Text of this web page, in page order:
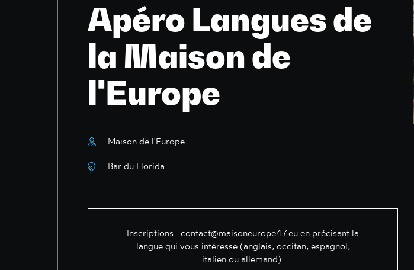
Apéro Langues de
la Maison de
l'Europe
Maison de l'Europe
Bar du Florida
Inscriptions : contact@maisoneurope47.eu en précisant la
langue qui vous intéresse (anglais, occitan, espagnol,
italien ou allemand).